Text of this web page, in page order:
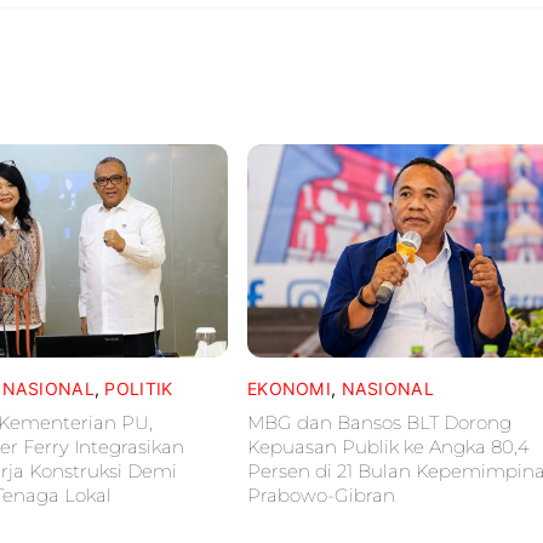
NASIONAL , POLITIK
PU,
Ferry Integrasikan
Konstruksi Demi
Lokal
EKONOMI, NASIONAL
MBG dan Bansos BLT Dorong
Kepuasan Publik ke Angka 80,4
Persen di 21 Bulan
Prabowo-Gibran